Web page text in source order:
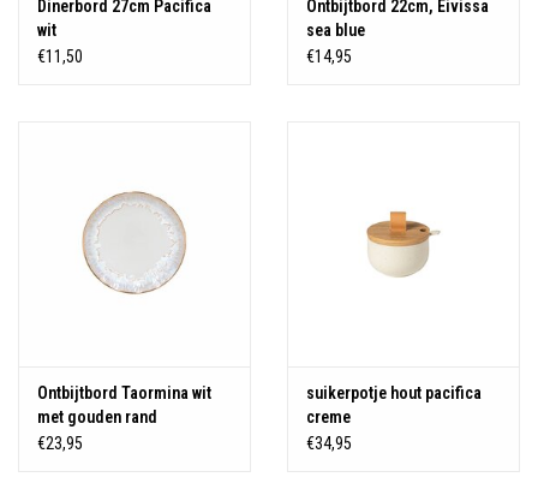
Dinerbord 27cm Pacifica
wit
€11,50
Ontbijtbord 22cm, Eivissa
sea blue
€14,95
Ontbijtbord Taormina wit
met gouden rand
€23,95
suikerpotje hout pacifica
creme
€34,95